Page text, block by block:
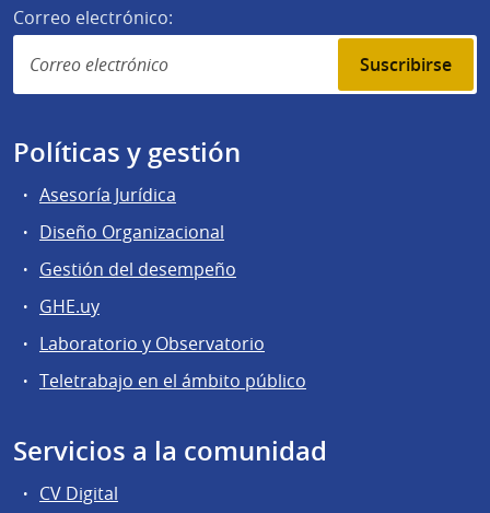
Correo electrónico:
Suscribirse
Políticas y gestión
Asesoría Jurídica
Diseño Organizacional
Gestión del desempeño
GHE.uy
Laboratorio y Observatorio
Teletrabajo en el ámbito público
Servicios a la comunidad
CV Digital